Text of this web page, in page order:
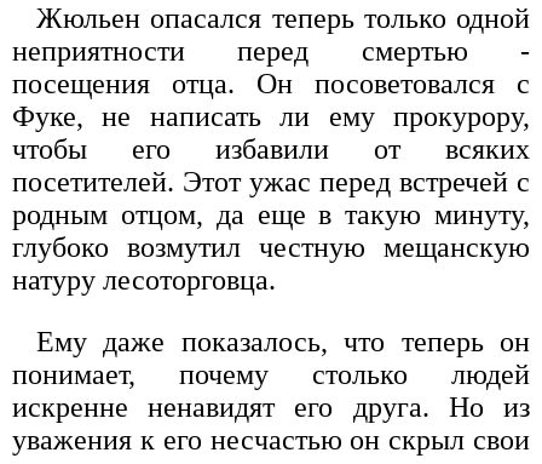
Жюльен опасался теперь только одной
неприятности перед смертью -
посещения отца. Он посоветовался с
Фуке, не написать ли ему прокурору,
чтобы его избавили от всяких
посетителей. Этот ужас перед встречей с
родным отцом, да еще в такую минуту,
глубоко возмутил честную мещанскую
натуру лесоторговца.
Ему даже показалось, что теперь он
понимает, почему столько людей
искренне ненавидят его друга. Но из
уважения к его несчастью он скрыл свои